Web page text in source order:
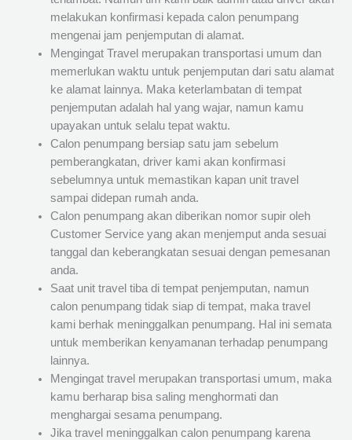
melakukan konfirmasi kepada calon penumpang
mengenai jam penjemputan di alamat.
Mengingat Travel merupakan transportasi umum dan
memerlukan waktu untuk penjemputan dari satu alamat
ke alamat lainnya. Maka keterlambatan di tempat
penjemputan adalah hal yang wajar, namun kamu
upayakan untuk selalu tepat waktu.
Calon penumpang bersiap satu jam sebelum
pemberangkatan, driver kami akan konfirmasi
sebelumnya untuk memastikan kapan unit travel
sampai didepan rumah anda.
Calon penumpang akan diberikan nomor supir oleh
Customer Service yang akan menjemput anda sesuai
tanggal dan keberangkatan sesuai dengan pemesanan
anda.
Saat unit travel tiba di tempat penjemputan, namun
calon penumpang tidak siap di tempat, maka travel
kami berhak meninggalkan penumpang. Hal ini semata
untuk memberikan kenyamanan terhadap penumpang
lainnya.
Mengingat travel merupakan transportasi umum, maka
kamu berharap bisa saling menghormati dan
menghargai sesama penumpang.
Jika travel meninggalkan calon penumpang karena